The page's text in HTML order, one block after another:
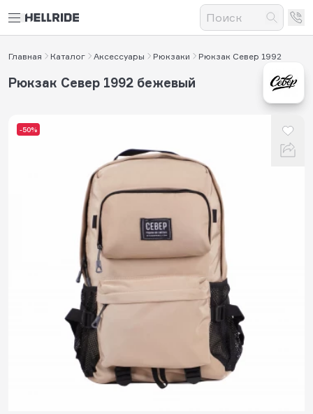
Главная Каталог Аксессуары Рюкзаки Рюкзак Север 1992
-50%
Рюкзак Север 1992 бежевый